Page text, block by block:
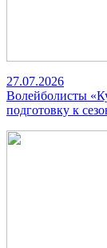
27.07.2026
Волейболисты
подготовку к